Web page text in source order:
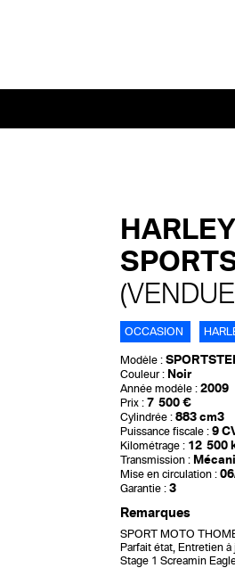
OCCASION
Modèle :
Couleur : Noir
Année modèle : 2009
Prix : 7 500 €
Cylindrée : 883 cm3
Puissance fiscale : 9
Kilométrage : 12 500
Transmission :
Mise en circulation :
Garantie : 3
Remarques
SPORT MOTO
Parfait état, Entretien
Stage 1 Screamin